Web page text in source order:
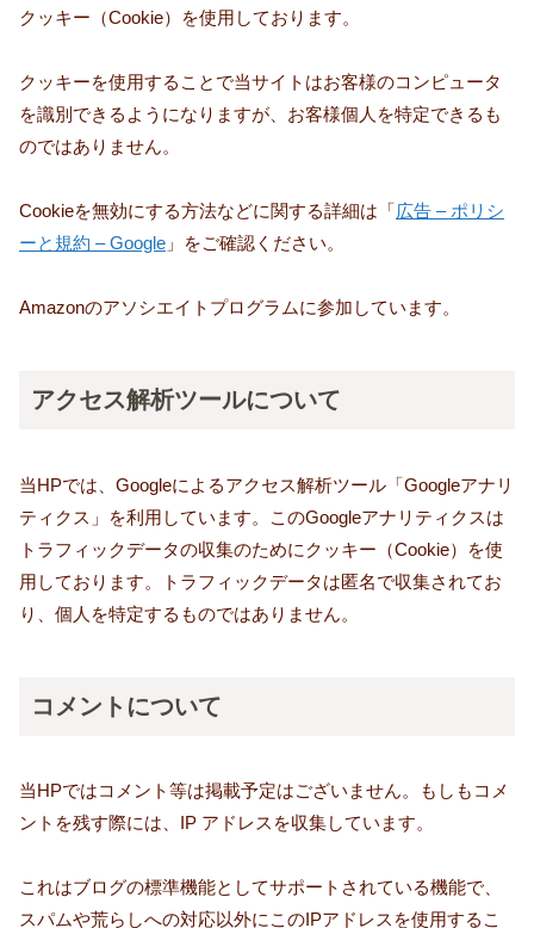
クッキー（Cookie）を使用しております。
クッキーを使用することで当サイトはお客様のコンピュータ
を識別できるようになりますが、お客様個人を特定できるも
のではありません。
Cookieを無効にする方法などに関する詳細は「広告 – ポリシ
ーと規約 – Google 」をご確認ください。
Amazonのアソシエイトプログラムに参加しています。
アクセス解析ツールについて
当HPでは、Googleによるアクセス解析ツール「Googleアナリ
ティクス」を利用しています。このGoogleアナリティクスは
トラフィックデータの収集のためにクッキー（Cookie）を使
用しております。トラフィックデータは匿名で収集されてお
り、個人を特定するものではありません。
コメントについて
当HPではコメント等は掲載予定はございません。もしもコメ
ントを残す際には、IP アドレスを収集しています。
これはブログの標準機能としてサポートされている機能で、
スパムや荒らしへの対応以外にこのIPアドレスを使用するこ